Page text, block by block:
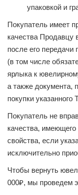
упаковкой и
Покупатель имеет
качества Продавцу
после его передачи
(в том числе
ярлыка к
а также документа,
покупки указанного
Покупатель не
качества,
свойства, если
исключительно
Чтобы вернуть
000₽, мы проведем